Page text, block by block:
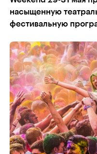
насыщенную
фестивальную